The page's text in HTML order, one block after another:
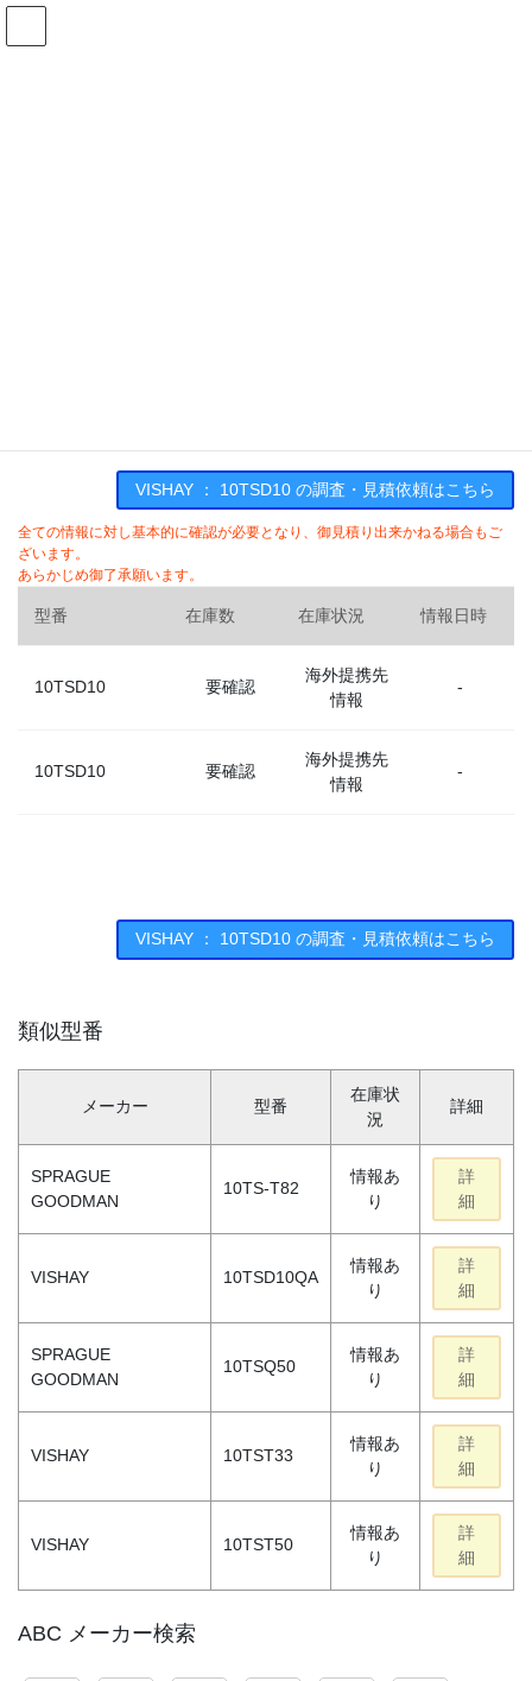
コ
ナ
VISHAY ： 10TSD10 の調査・見積依頼はこちら
全ての情報に対し基本的に確認が必要となり、御見積り出来かねる場合もご
ざいます。
あらかじめ御了承願います。
型番 在庫数 在庫状況 情報日時
10TSD10 要確認
海外提携先
情報
-
10TSD10 要確認
海外提携先
情報
-
VISHAY ： 10TSD10 の調査・見積依頼はこちら
類似型番
メーカー 型番
在庫状
況
詳細
SPRAGUE
GOODMAN
10TS-T82
情報あ
り
詳
細
VISHAY 10TSD10QA
情報あ
り
詳
細
SPRAGUE
GOODMAN
10TSQ50
情報あ
り
詳
細
VISHAY 10TST33
情報あ
り
詳
細
VISHAY 10TST50
情報あ
り
詳
細
ABC メーカー検索